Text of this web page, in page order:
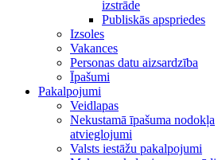
izstrāde
Publiskās apspriedes
Izsoles
Vakances
Personas datu aizsardzība
Īpašumi
Pakalpojumi
Veidlapas
Nekustamā īpašuma nodokļa
atvieglojumi
Valsts iestāžu pakalpojumi